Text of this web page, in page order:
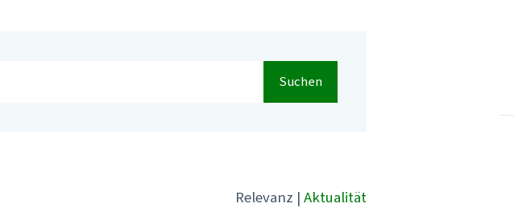
Suchen
Relevanz | Aktualität